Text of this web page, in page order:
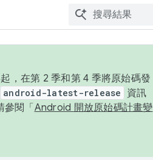
，在第 2 季和第 4 季將原始碼發
android-latest-release
資訊
閱「 Android 開放原始碼計畫變